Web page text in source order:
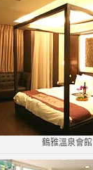
鶴雅溫泉會館